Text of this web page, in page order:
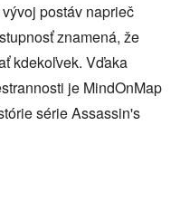
postáv naprieč
znamená, že
kdekoľvek. Vďaka
je MindOnMap
série Assassin's